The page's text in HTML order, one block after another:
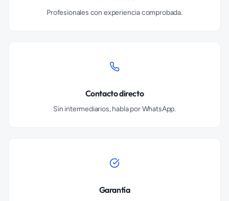
Profesionales con experiencia comprobada.
Contacto directo
Sin intermediarios, habla por WhatsApp.
Garantía